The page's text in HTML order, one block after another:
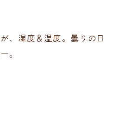
、湿度＆温度。曇りの日
。